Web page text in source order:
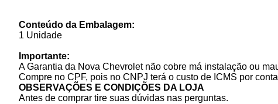
Conteúdo da Embalagem:
1 Unidade
Importante:
A Garantia da Nova Chevrolet não cobre má instalação ou
Compre no CPF, pois no CNPJ terá o custo de ICMS por
OBSERVAÇÕES E CONDIÇÕES DA LOJA
Antes de comprar tire suas dúvidas nas perguntas.